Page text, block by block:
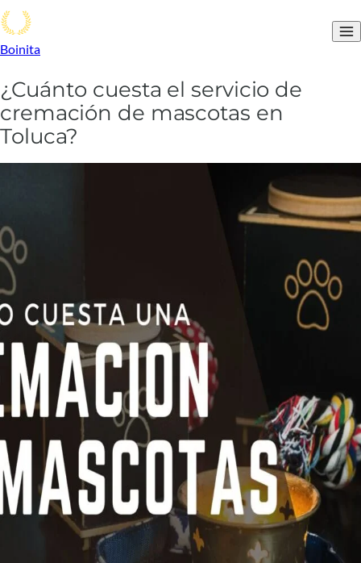
Boinita
¿Cuánto cuesta el servicio de
cremación de mascotas en
Toluca?